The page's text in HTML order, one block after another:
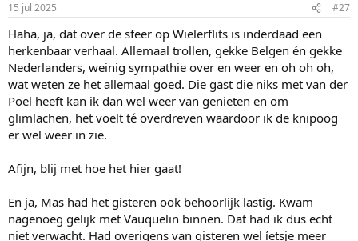
s
15 jul 2025 #27
Haha, ja, dat over de sfeer op Wielerflits is inderdaad een
herkenbaar verhaal. Allemaal trollen, gekke Belgen én gekke
Nederlanders, weinig sympathie over en weer en oh oh oh,
wat weten ze het allemaal goed. Die gast die niks met van der
Poel heeft kan ik dan wel weer van genieten en om
glimlachen, het voelt té overdreven waardoor ik de knipoog
er wel weer in zie.
Afijn, blij met hoe het hier gaat!
En ja, Mas had het gisteren ook behoorlijk lastig. Kwam
nagenoeg gelijk met Vauquelin binnen. Dat had ik dus echt
niet verwacht. Had overigens van gisteren wel íetsje meer